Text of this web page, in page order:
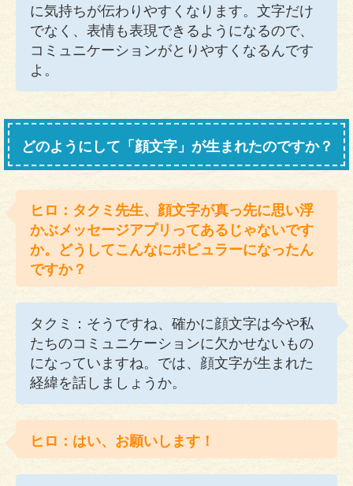
に気持ちが伝わりやすくなります。文字だけ
でなく、表情も表現できるようになるので、
コミュニケーションがとりやすくなるんです
よ。
どのようにして「顔文字」が生まれたのですか？
ヒロ：タクミ先生、顔文字が真っ先に思い浮
かぶメッセージアプリってあるじゃないです
か。どうしてこんなにポピュラーになったん
ですか？
タクミ：そうですね、確かに顔文字は今や私
たちのコミュニケーションに欠かせないもの
になっていますね。では、顔文字が生まれた
経緯を話しましょうか。
ヒロ：はい、お願いします！